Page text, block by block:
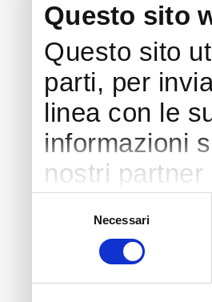
Questo sito
Questo sito
parti, per
linea con le
informazioni
nostri
con altre
raccolto dal
Necessari